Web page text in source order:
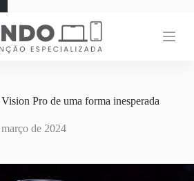
Pro de uma forma inesperada
de 2024